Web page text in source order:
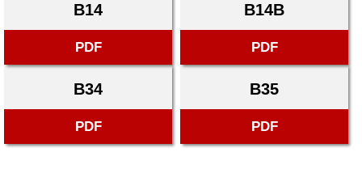
B14
PDF
B14B
PDF
B34
PDF
B35
PDF